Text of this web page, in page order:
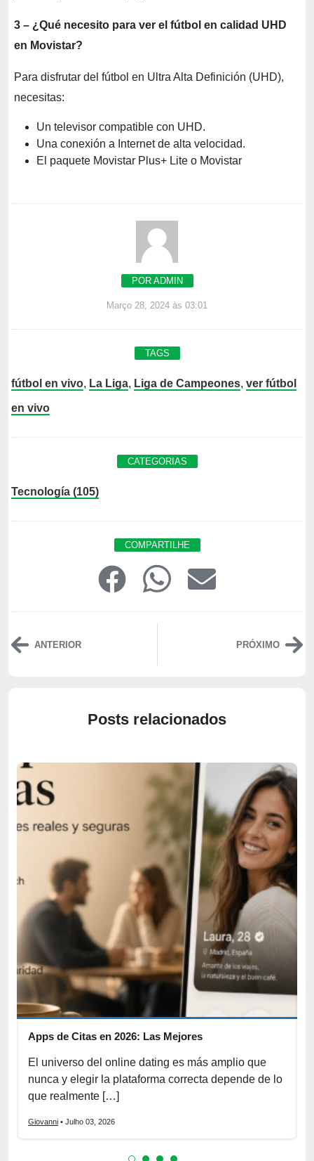
3 – ¿Qué necesito para ver el fútbol en calidad UHD
en Movistar?
Para disfrutar del fútbol en Ultra Alta Definición (UHD),
necesitas:
Un televisor compatible con UHD.
Una conexión a Internet de alta velocidad.
El paquete Movistar Plus+ Lite o Movistar
POR ADMIN
Março 28, 2024 às 03:01
TAGS
fútbol en vivo, La Liga, Liga de Campeones, ver fútbol
en vivo
CATEGORIAS
Tecnología (105)
COMPARTILHE
ANTERIOR PRÓXIMO
Posts relacionados
Apps de Citas en 2026: Las Mejores
El universo del online dating es más amplio que
nunca y elegir la plataforma correcta depende de lo
que realmente […]
Giovanni • Julho 03, 2026